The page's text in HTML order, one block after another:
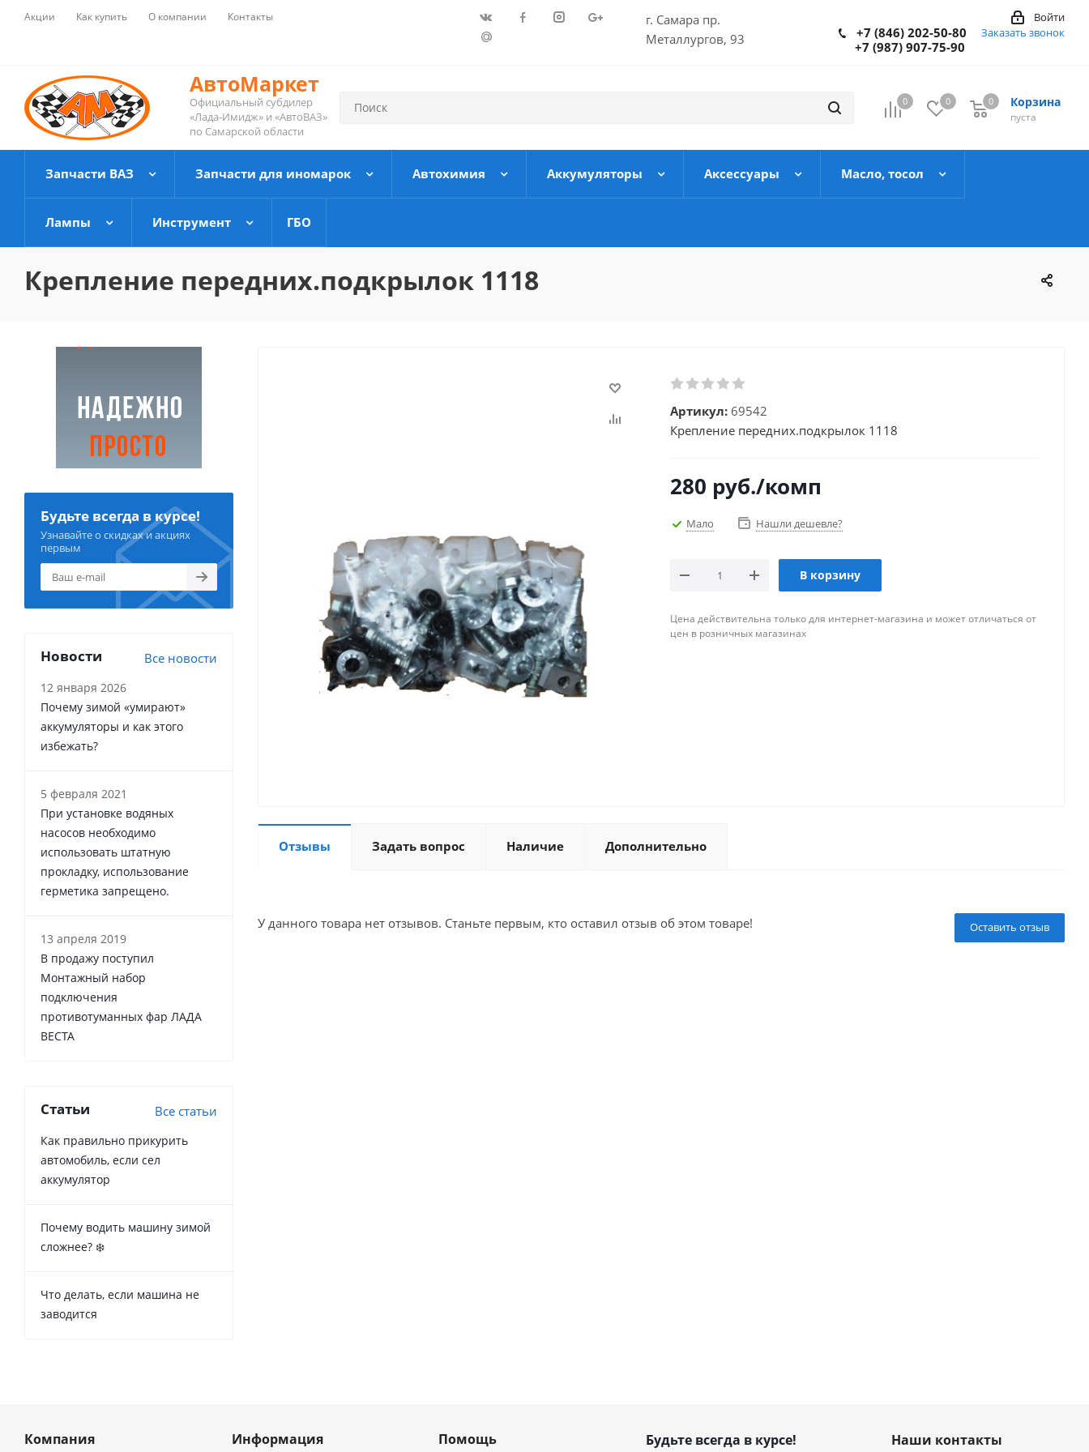
Акции Как купить О компании Контакты
г. Самара пр.
Металлургов, 93
Войти
+7 (846) 202-50-80
+7 (987) 907-75-90
Заказать звонок
АвтоМаркет
Официальный субдилер
«Лада-Имидж» и «АвтоВАЗ»
по Самарской области
0 0 Корзина
пуста
0
Запчасти ВАЗ Запчасти для иномарок Автохимия Аккумуляторы Аксессуары Масло, тосол
Лампы Инструмент ГБО
Крепление передних.подкрылок 1118
Артикул: 69542
Крепление передних.подкрылок 1118
280 руб./комп
Мало Нашли дешевле?
В корзину
Цена действительна только для интернет-магазина и может отличаться от
цен в розничных магазинах
Отзывы Задать вопрос Наличие Дополнительно
Оставить отзыв
У данного товара нет отзывов. Станьте первым, кто оставил отзыв об этом товаре!
Будьте всегда в курсе!
Узнавайте о скидках и акциях
первым
Новости Все новости
12 января 2026
Почему зимой «умирают»
аккумуляторы и как этого
избежать?
5 февраля 2021
При установке водяных
насосов необходимо
использовать штатную
прокладку, использование
герметика запрещено.
13 апреля 2019
В продажу поступил
Монтажный набор
подключения
противотуманных фар ЛАДА
ВЕСТА
Статьи Все статьи
Как правильно прикурить
автомобиль, если сел
аккумулятор
Почему водить машину зимой
сложнее? ❄️
Что делать, если машина не
заводится
Компания Информация Помощь Будьте всегда в курсе! Наши контакты